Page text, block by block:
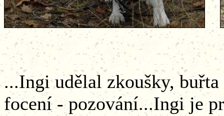
...Ingi udělal zkoušky,
focení - pozování...Ingi je